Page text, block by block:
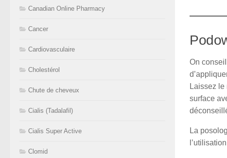
On
Laissez le
surface
La
Canadian Online Pharmacy
Cancer
Cardiovasculaire
Cholestérol
Chute de cheveux
Cialis (Tadalafil)
Cialis Super Active
Clomid